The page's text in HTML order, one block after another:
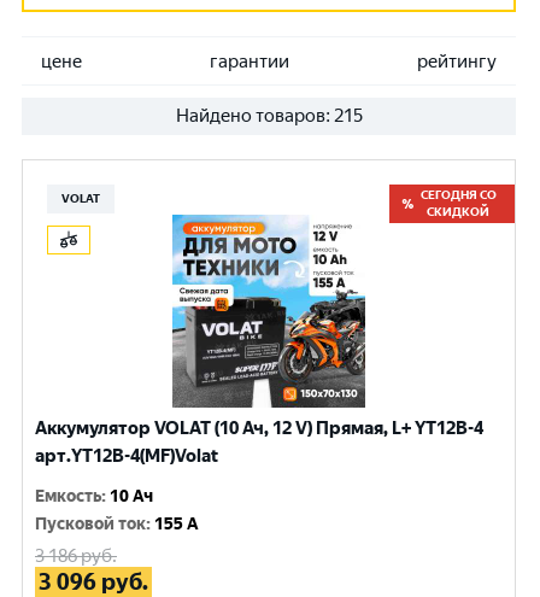
цене гарантии рейтингу
Найдено товаров: 215
VOLAT
СЕГОДНЯ СО
СКИДКОЙ
Аккумулятор VOLAT (10 Ач, 12 V) Прямая, L+ YT12B-4
арт.YT12B-4(MF)Volat
Емкость: 10 Ач
Пусковой ток: 155 A
3 186руб.
3 096 руб.